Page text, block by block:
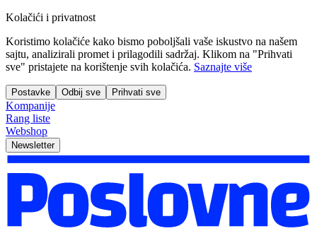
Kolačići i privatnost
Koristimo kolačiće kako bismo poboljšali vaše iskustvo na našem
sajtu, analizirali promet i prilagodili sadržaj. Klikom na "Prihvati
sve" pristajete na korištenje svih kolačića. Saznajte više
Postavke Odbij sve Prihvati sve
Kompanije
Rang liste
Webshop
Newsletter